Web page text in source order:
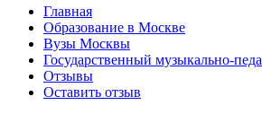
Главная
Образование в Москве
Вузы Москвы
Государственный музыкально-
Отзывы
Оставить отзыв